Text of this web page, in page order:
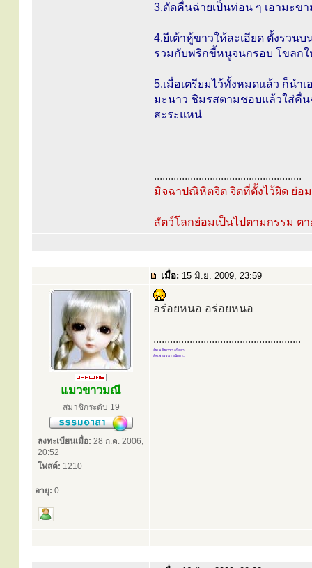
3.ตัดคื่นฉ่ายเป็นท่อน ๆ เอามะข
4.ยีเต้าหู้ขาวให้ละเอียด ตั้งรวน
รวมกับพริกขี้หนูจนกรอบ โขลกใ
5.เมื่อเตรียมไว้ทั้งหมดแล้ว ก็น
มะนาว ชิมรสตามชอบแล้วใส่คื่น
สะระแหน่
.....................................................
มิจฉาปณิหิตจิต จิตที่ตั้งไว้ผิด ย่อ
สัตว์โลกย่อมเป็นไปตามกรรม ต
เมื่อ: 15 มิ.ย. 2009, 23:59
แมวขาวมณี
สมาชิกระดับ 19
ลงทะเบียนเมื่อ: 28 ก.ค. 2006,
20:52
โพสต์: 1210
อายุ: 0
อร่อยหนอ อร่อยหนอ
.....................................................
สัพเพ สังขารา อนิจจา
สัพเพ ธรรมา อนัตตา...